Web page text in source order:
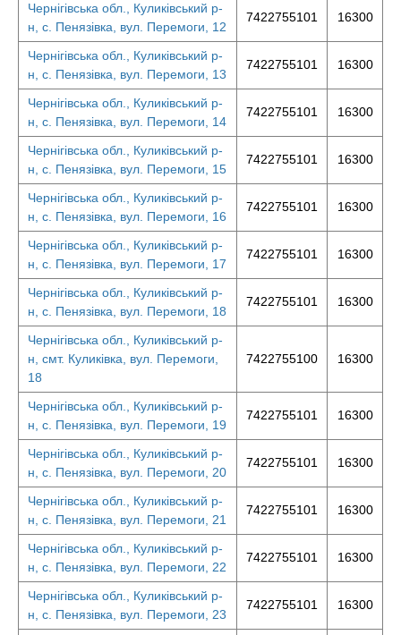
Чернігівська обл., Куликівський р-
н, с. Пенязівка, вул. Перемоги, 12
7422755101 16300
Чернігівська обл., Куликівський р-
н, с. Пенязівка, вул. Перемоги, 13
7422755101 16300
Чернігівська обл., Куликівський р-
н, с. Пенязівка, вул. Перемоги, 14
7422755101 16300
Чернігівська обл., Куликівський р-
н, с. Пенязівка, вул. Перемоги, 15
7422755101 16300
Чернігівська обл., Куликівський р-
н, с. Пенязівка, вул. Перемоги, 16
7422755101 16300
Чернігівська обл., Куликівський р-
н, с. Пенязівка, вул. Перемоги, 17
7422755101 16300
Чернігівська обл., Куликівський р-
н, с. Пенязівка, вул. Перемоги, 18
7422755101 16300
Чернігівська обл., Куликівський р-
н, смт. Куликівка, вул. Перемоги,
18
7422755100 16300
Чернігівська обл., Куликівський р-
н, с. Пенязівка, вул. Перемоги, 19
7422755101 16300
Чернігівська обл., Куликівський р-
н, с. Пенязівка, вул. Перемоги, 20
7422755101 16300
Чернігівська обл., Куликівський р-
н, с. Пенязівка, вул. Перемоги, 21
7422755101 16300
Чернігівська обл., Куликівський р-
н, с. Пенязівка, вул. Перемоги, 22
7422755101 16300
Чернігівська обл., Куликівський р-
н, с. Пенязівка, вул. Перемоги, 23
7422755101 16300